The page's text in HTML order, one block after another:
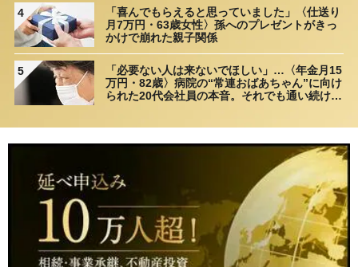
4
「喜んでもらえると思っていました」〈仕送り
月7万円・63歳女性〉孫へのプレゼントがきっ
かけで崩れた親子関係
5
「必要ない人は来ないでほしい」…〈年金月15
万円・82歳〉病院の“常連おばあちゃん”に向け
られた20代会社員の本音。それでも通い続ける